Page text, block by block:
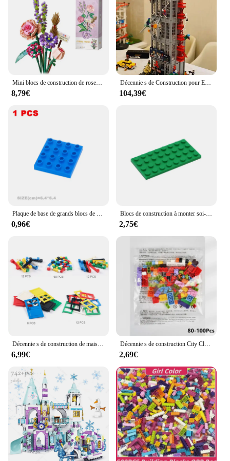
8,79€
Décennie s de Construction pour Enfants, Ensemble de Travailleurs, Cadeau d'Anniversaire, 3772 Pièces, Journal 03/Bubandit, Immeuble de Bureau, Compatibles 76178
104,39€
0,96€
Blocs de construction à monter soi-même, figurines fines, briques 4x8, 12 couleurs, éducatif, créatif, Compatible avec la marque de jouets pour enfants, 15 pièces, 3035
2,75€
Décennie s de construction de maison pour enfants, jouets d'architecture de ville, compatibles avec Lego, porte et fenêtre, bricolage, 102 pièces
6,99€
Décennie s de construction City Classic pour enfants, briques créatives de marque, figurines modèles en vrac, jouets de bricolage, petite taille, tous disponibles
2,69€